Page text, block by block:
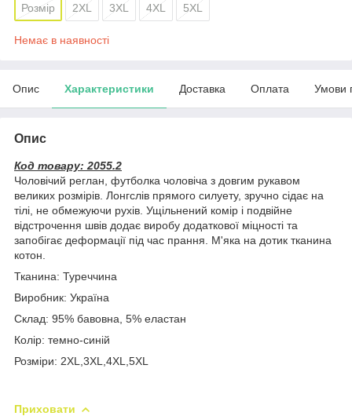
Розмір 2XL 3XL 4XL 5XL
Немає в наявності
Опис Характеристики Доставка Оплата Умови
Опис
Код товару: 2055.2
Чоловічий реглан, футболка чоловіча з довгим рукавом
великих розмірів. Лонгслів прямого силуету, зручно сідає на
тілі, не обмежуючи рухів. Ущільнений комір і подвійне
відстрочення швів додає виробу додаткової міцності та
запобігає деформації під час прання. М'яка на дотик тканина
котон.
Тканина: Туреччина
Виробник: Україна
Склад: 95% бавовна, 5% еластан
Колір: темно-синій
Розміри: 2XL,3XL,4XL,5XL
Приховати